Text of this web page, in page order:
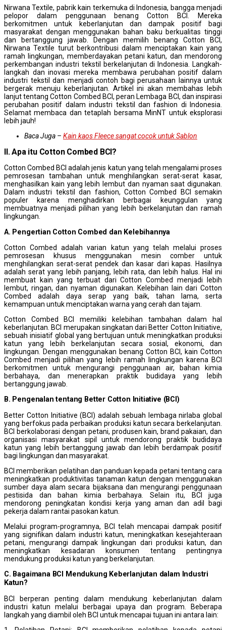
Nirwana Textile, pabrik kain terkemuka di Indonesia, bangga menjadi
pelopor dalam penggunaan benang Cotton BCI. Mereka
berkomitmen untuk keberlanjutan dan dampak positif bagi
masyarakat dengan menggunakan bahan baku berkualitas tinggi
dan bertanggung jawab. Dengan memilih benang Cotton BCI,
Nirwana Textile turut berkontribusi dalam menciptakan kain yang
ramah lingkungan, memberdayakan petani katun, dan mendorong
perkembangan industri tekstil berkelanjutan di Indonesia. Langkah-
langkah dan inovasi mereka membawa perubahan positif dalam
industri tekstil dan menjadi contoh bagi perusahaan lainnya untuk
bergerak menuju keberlanjutan. Artikel ini akan membahas lebih
lanjut tentang Cotton Combed BCI, peran Lembaga BCI, dan inspirasi
perubahan positif dalam industri tekstil dan fashion di Indonesia.
Selamat membaca dan tetaplah bersama MinNT untuk eksplorasi
lebih jauh!
Baca Juga – Kain kaos Fleece sangat cocok untuk Sablon
II. Apa itu Cotton Combed BCI?
Cotton Combed BCI adalah jenis katun yang telah mengalami proses
pemrosesan tambahan untuk menghilangkan serat-serat kasar,
menghasilkan kain yang lebih lembut dan nyaman saat digunakan.
Dalam industri tekstil dan fashion, Cotton Combed BCI semakin
populer karena menghadirkan berbagai keunggulan yang
membuatnya menjadi pilihan yang lebih berkelanjutan dan ramah
lingkungan.
A. Pengertian Cotton Combed dan Kelebihannya
Cotton Combed adalah varian katun yang telah melalui proses
pemrosesan khusus menggunakan mesin comber untuk
menghilangkan serat-serat pendek dan kasar dari kapas. Hasilnya
adalah serat yang lebih panjang, lebih rata, dan lebih halus. Hal ini
membuat kain yang terbuat dari Cotton Combed menjadi lebih
lembut, ringan, dan nyaman digunakan. Kelebihan lain dari Cotton
Combed adalah daya serap yang baik, tahan lama, serta
kemampuan untuk menciptakan warna yang cerah dan tajam.
Cotton Combed BCI memiliki kelebihan tambahan dalam hal
keberlanjutan. BCI merupakan singkatan dari Better Cotton Initiative,
sebuah inisiatif global yang bertujuan untuk meningkatkan produksi
katun yang lebih berkelanjutan secara sosial, ekonomi, dan
lingkungan. Dengan menggunakan benang Cotton BCI, kain Cotton
Combed menjadi pilihan yang lebih ramah lingkungan karena BCI
berkomitmen untuk mengurangi penggunaan air, bahan kimia
berbahaya, dan menerapkan praktik budidaya yang lebih
bertanggung jawab.
B. Pengenalan tentang Better Cotton Initiative (BCI)
Better Cotton Initiative (BCI) adalah sebuah lembaga nirlaba global
yang berfokus pada perbaikan produksi katun secara berkelanjutan.
BCI berkolaborasi dengan petani, produsen kain, brand pakaian, dan
organisasi masyarakat sipil untuk mendorong praktik budidaya
katun yang lebih bertanggung jawab dan lebih berdampak positif
bagi lingkungan dan masyarakat.
BCI memberikan pelatihan dan panduan kepada petani tentang cara
meningkatkan produktivitas tanaman katun dengan menggunakan
sumber daya alam secara bijaksana dan mengurangi penggunaan
pestisida dan bahan kimia berbahaya. Selain itu, BCI juga
mendorong peningkatan kondisi kerja yang aman dan adil bagi
pekerja dalam rantai pasokan katun.
Melalui program-programnya, BCI telah mencapai dampak positif
yang signifikan dalam industri katun, meningkatkan kesejahteraan
petani, mengurangi dampak lingkungan dari produksi katun, dan
meningkatkan kesadaran konsumen tentang pentingnya
mendukung produksi katun yang berkelanjutan.
C. Bagaimana BCI Mendukung Keberlanjutan dalam Industri
Katun?
BCI berperan penting dalam mendukung keberlanjutan dalam
industri katun melalui berbagai upaya dan program. Beberapa
langkah yang diambil oleh BCI untuk mencapai tujuan ini antara lain: